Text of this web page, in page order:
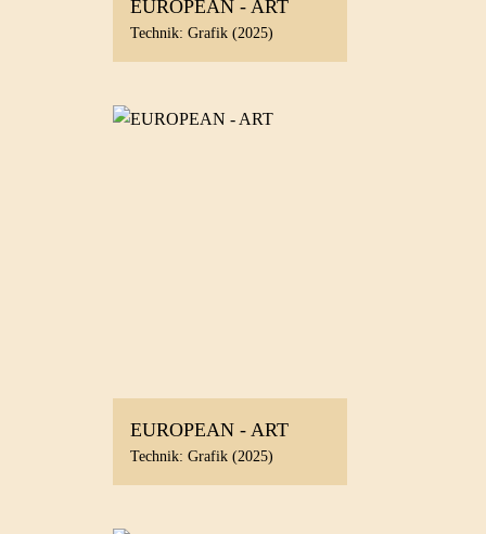
EUROPEAN - ART
Technik: Grafik (2025)
EUROPEAN - ART
Technik: Grafik (2025)